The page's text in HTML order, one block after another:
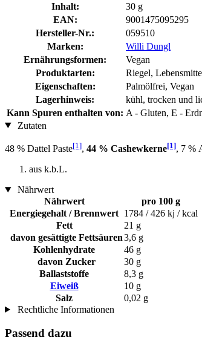
Inhalt:
30 g
EAN:
9001475095295
Hersteller-Nr.:
059510
Marken:
Willi Dungl
Ernährungsformen:
Vegan
Produktarten:
Riegel,
Eigenschaften:
Palmölfrei, Vegan
Lagerhinweis:
kühl, trocken und
Kann Spuren enthalten von: A - Gluten, E -
Zutaten
48 % Dattel Paste[1], 44 % Cashewkerne[1], 7 %
aus k.b.L.
Nährwert
Nährwert
pro 100 g
Energiegehalt / Brennwert 1784 / 426 kj / kcal
Fett
21 g
davon gesättigte Fettsäuren3,6 g
Kohlenhydrate
46 g
davon Zucker
30 g
Ballaststoffe
8,3 g
Eiweiß
10 g
Salz
0,02 g
Rechtliche Informationen
Passend dazu